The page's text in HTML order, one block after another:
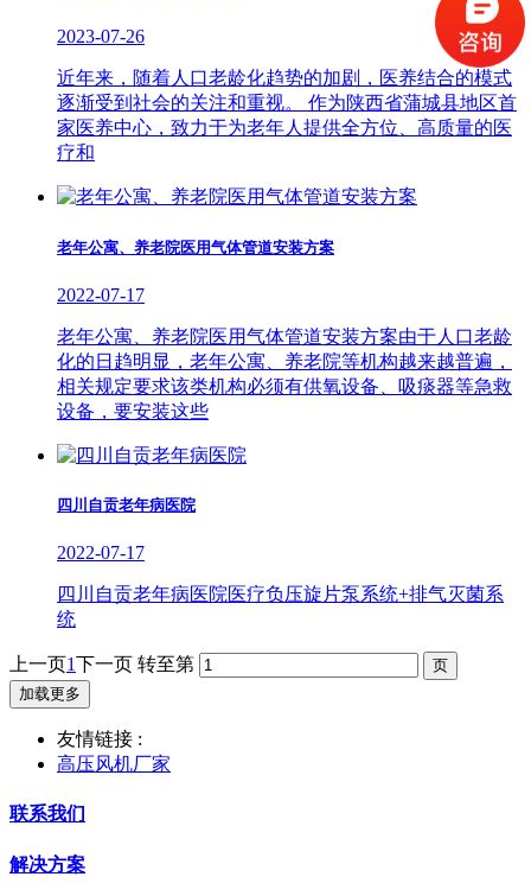
2023-07-26
近年来，随着人口老龄化趋势的加剧，医养结合的模式
逐渐受到社会的关注和重视。 作为陕西省蒲城县地区首
家医养中心，致力于为老年人提供全方位、高质量的医
疗和
老年公寓、养老院医用气体管道安装方案
2022-07-17
老年公寓、养老院医用气体管道安装方案由于人口老龄
化的日趋明显，老年公寓、养老院等机构越来越普遍，
相关规定要求该类机构必须有供氧设备、吸痰器等急救
设备，要安装这些
四川自贡老年病医院
2022-07-17
四川自贡老年病医院医疗负压旋片泵系统+排气灭菌系
统
上一页1下一页 转至第
加载更多
友情链接 :
高压风机厂家
联系我们
解决方案